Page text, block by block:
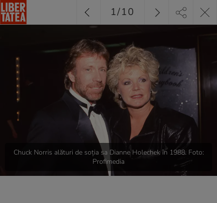
Chuck Norris alături de soția sa Dianne Holechek în 1988. Foto:
Profimedia
1/10